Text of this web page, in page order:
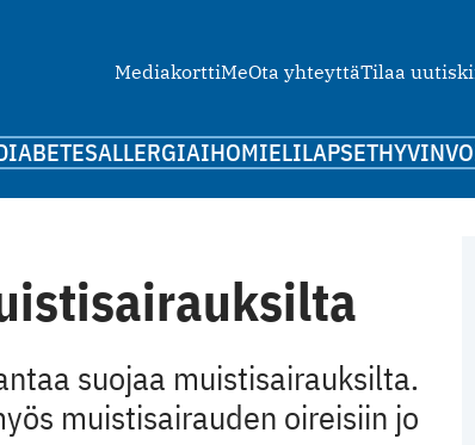
MediakorttiMeOta yhteyttäTilaa
ALLERGIAIHOMIELILAPSET
suojaa muistisairauksilta.
muistisairauden oireisiin jo